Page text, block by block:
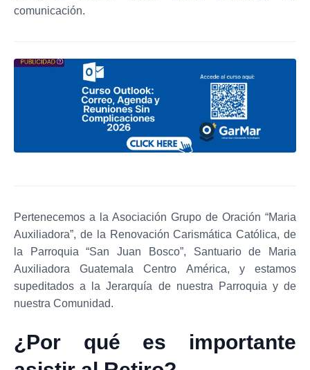
comunicación.
Pertenecemos a la Asociación Grupo de Oración “Maria
Auxiliadora”, de la Renovación Carismática Católica, de
la Parroquia “San Juan Bosco”, Santuario de Maria
Auxiliadora Guatemala Centro América, y estamos
supeditados a la Jerarquía de nuestra Parroquia y de
nuestra Comunidad.
¿Por qué es importante